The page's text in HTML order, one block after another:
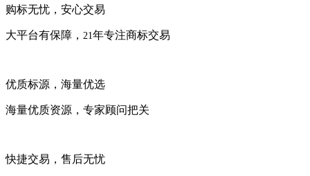
购标无忧，安心交易
大平台有保障， 21年专注商标交易
优质标源，海量优选
海量优质资源，专家顾问把关
快捷交易，售后无忧